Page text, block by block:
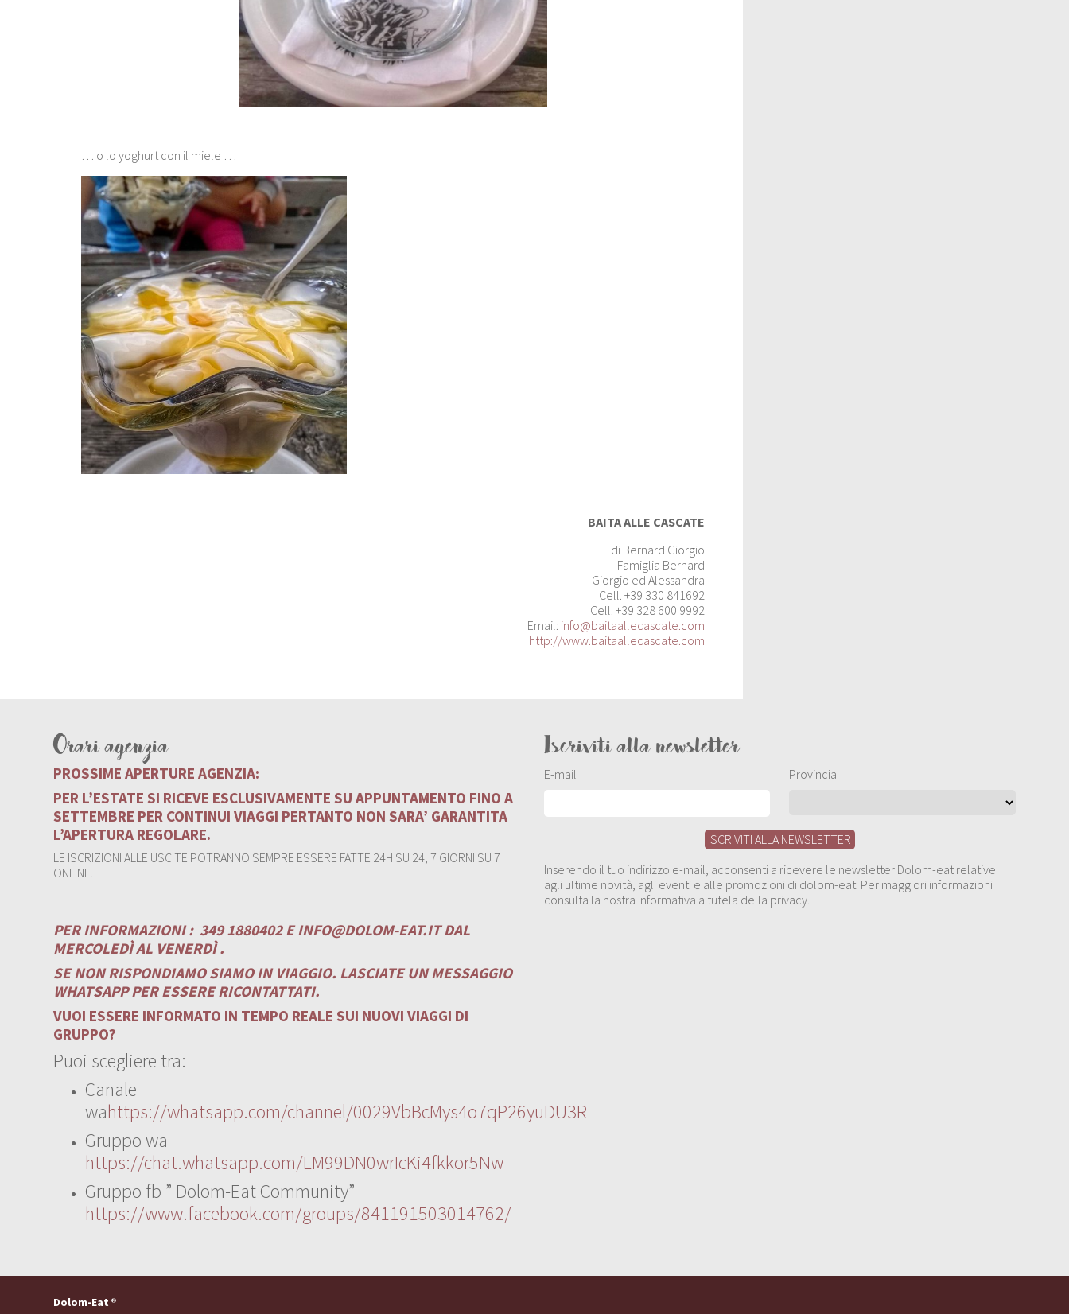
… o lo yoghurt con il miele …
BAITA ALLE CASCATE
di Bernard Giorgio
Famiglia Bernard
Giorgio ed Alessandra
Cell. +39 330 841692
Cell. +39 328 600 9992
Email: info@baitaallecascate.com
http://www.baitaallecascate.com
Orari agenzia
PROSSIME APERTURE AGENZIA:
PER L’ESTATE SI RICEVE ESCLUSIVAMENTE SU APPUNTAMENTO FINO A
SETTEMBRE PER CONTINUI VIAGGI PERTANTO NON SARA’ GARANTITA
L’APERTURA REGOLARE.
LE ISCRIZIONI ALLE USCITE POTRANNO SEMPRE ESSERE FATTE 24H SU 24, 7 GIORNI SU 7
ONLINE.
PER INFORMAZIONI : 349 1880402 EINFO@DOLOM-EAT.ITDAL
MERCOLEDÌ AL VENERDÌ .
SE NON RISPONDIAMO SIAMO IN VIAGGIO. LASCIATE UN MESSAGGIO
WHATSAPP PER ESSERE RICONTATTATI.
VUOI ESSERE INFORMATO IN TEMPO REALE SUI NUOVI VIAGGI DI
GRUPPO?
Puoi scegliere tra:
Canale
wahttps://whatsapp.com/channel/0029VbBcMys4o7qP26yuDU3R
Gruppo wa
https://chat.whatsapp.com/LM99DN0wrIcKi4fkkor5Nw
Gruppo fb ” Dolom-Eat Community”
https://www.facebook.com/groups/841191503014762/
Iscriviti alla newsletter
E-mail Provincia
Inserendo il tuo indirizzo e-mail, acconsenti a ricevere le newsletter Dolom-eat relative
agli ultime novità, agli eventi e alle promozioni di dolom-eat. Per maggiori informazioni
consulta la nostra Informativa a tutela della privacy.
Dolom-Eat ®